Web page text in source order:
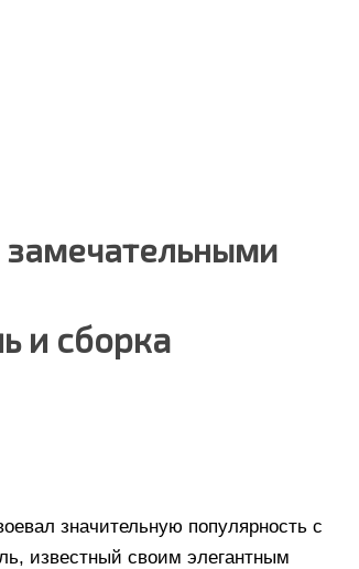
замечательными
и сборка
значительную популярность с
известный своим элегантным